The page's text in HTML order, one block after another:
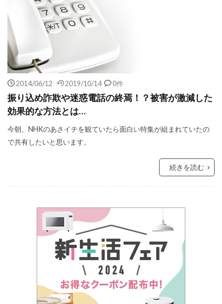
2014/06/12 2019/10/14 0件
振り込め詐欺や迷惑電話の終焉！？被害が激減した
効果的な方法とは…
今朝、NHKのあさイチを観ていたら面白い特集が組まれていたの
で共有したいと思います。
続きを読む